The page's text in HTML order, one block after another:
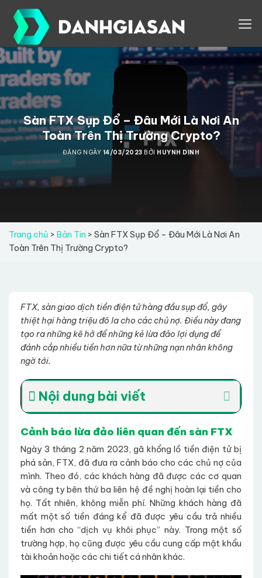
content
Sàn FTX Sụp Đổ – Đâu Mới Là Nơi An
Toàn Trên Thị Trường Crypto?
ĐĂNG NGÀY 14/03/2023 BỞI HUYNH DINH
Trang chủ > Bản Tin > Sàn FTX Sụp Đổ – Đâu Mới Là Nơi An
Toàn Trên Thị Trường Crypto?
FTX, sàn giao dịch tiền điện tử hàng đầu sụp đổ, gây
thiệt hại hàng triệu đô la cho các chủ nợ. Điều này đang
tạo ra những kẽ hở để những kẻ lừa đảo lợi dụng để
đánh cắp nhiều tiền hơn nữa từ những nạn nhân không
ngờ tới.
Nội dung bài viết
Cảnh báo lừa đảo liên quan đến sàn FTX
Ngày 3 tháng 2 năm 2023, gã khổng lồ tiền điện tử bị
phá sản, FTX, đã đưa ra cảnh báo cho các chủ nợ của
mình. Theo đó, các khách hàng đã được các cơ quan
và công ty bên thứ ba liên hệ đề nghị hoàn lại tiền cho
họ. Tất nhiên, không miễn phí. Những khách hàng đã
mất một số tiền đáng kể đã được yêu cầu trả nhiều
tiền hơn cho “dịch vụ khôi phục” này. Trong một số
trường hợp, họ cũng được yêu cầu cung cấp mật khẩu
tài khoản hoặc các chi tiết cá nhân khác.